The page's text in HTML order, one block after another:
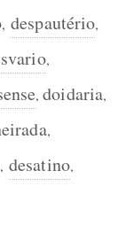
, despautério,
,
,doidaria,
,
, desatino,